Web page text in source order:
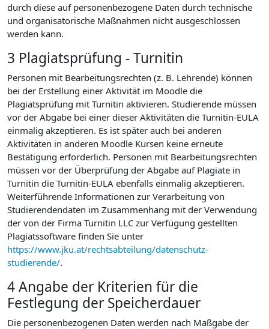
durch diese auf personenbezogene Daten durch technische
und organisatorische Maßnahmen nicht ausgeschlossen
werden kann.
3 Plagiatsprüfung - Turnitin
Personen mit Bearbeitungsrechten (z. B. Lehrende) können
bei der Erstellung einer Aktivität im Moodle die
Plagiatsprüfung mit Turnitin aktivieren. Studierende müssen
vor der Abgabe bei einer dieser Aktivitäten die Turnitin-EULA
einmalig akzeptieren. Es ist später auch bei anderen
Aktivitäten in anderen Moodle Kursen keine erneute
Bestätigung erforderlich. Personen mit Bearbeitungsrechten
müssen vor der Überprüfung der Abgabe auf Plagiate in
Turnitin die Turnitin-EULA ebenfalls einmalig akzeptieren.
Weiterführende Informationen zur Verarbeitung von
Studierendendaten im Zusammenhang mit der Verwendung
der von der Firma Turnitin LLC zur Verfügung gestellten
Plagiatssoftware finden Sie unter
https://www.jku.at/rechtsabteilung/datenschutz-
studierende/.
4 Angabe der Kriterien für die
Festlegung der Speicherdauer
Die personenbezogenen Daten werden nach Maßgabe der